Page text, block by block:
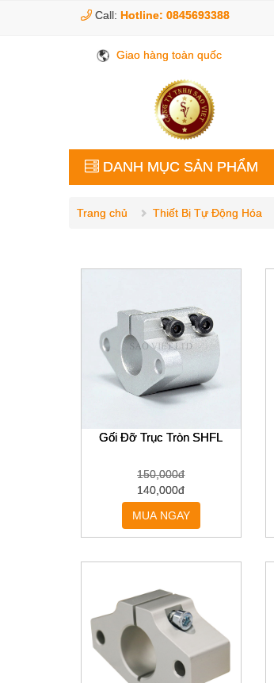
Call: Hotline: 0845693388
Giao hàng toàn quốc
DANH MỤC SẢN PHẨM
THỦY LỰC KHÍ NÉN
ĐIỆN ĐIỀU KHIỂN
MÁY MÓC THIẾT BỊ
Trang chủ Thiết Bị Tự Động Hóa
Gối Đỡ Trục Tròn SHFL
150,000đ
140,000đ
MUA NGAY